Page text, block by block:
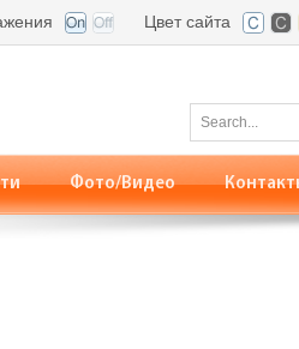
Цвет сайта
Фото/Видео